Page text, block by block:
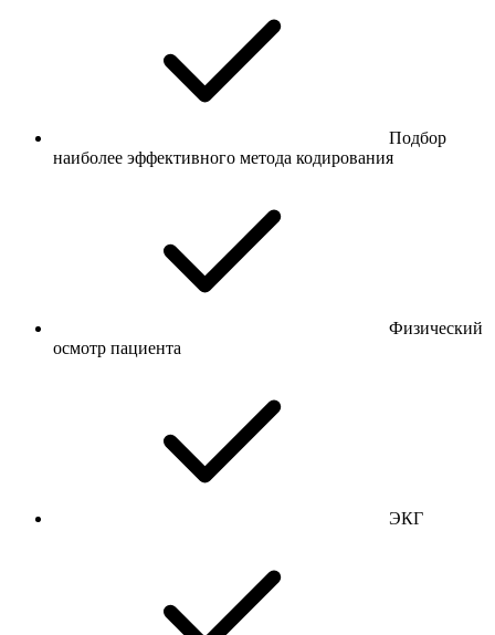
Подбор
наиболее эффективного метода кодирования
Физический
осмотр пациента
ЭКГ